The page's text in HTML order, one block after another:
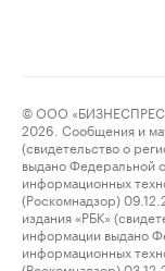
© ООО
2026. Сообщения и
(свидетельство о
выдано Федеральной
информационных
(Роскомнадзор)
издания «РБК»
информации выдано
информационных